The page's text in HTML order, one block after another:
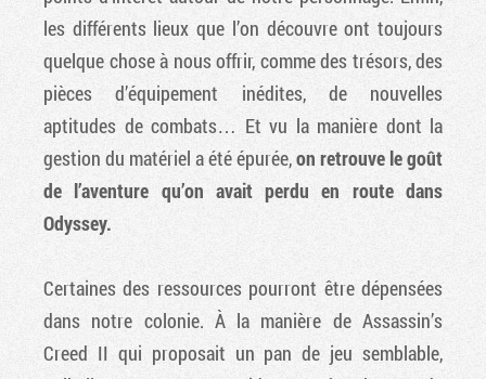
les différents lieux que l’on découvre ont toujours
quelque chose à nous offrir, comme des trésors, des
pièces d’équipement inédites, de nouvelles
aptitudes de combats… Et vu la manière dont la
gestion du matériel a été épurée,on retrouve le goût
de l’aventure qu’on avait perdu en route dans
Odyssey.
Certaines des ressources pourront être dépensées
dans notre colonie. À la manière de Assassin’s
Creed II qui proposait un pan de jeu semblable,